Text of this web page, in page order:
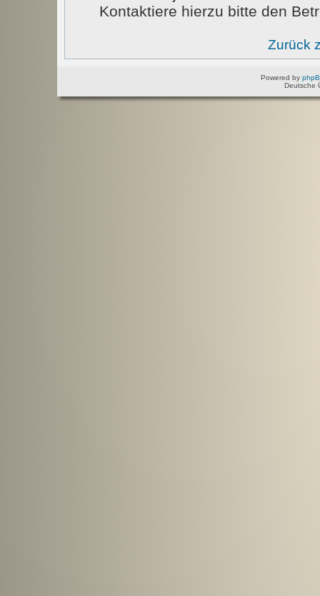
Kontaktiere hierzu bitte den
Zurück
Powered by
Deutsche